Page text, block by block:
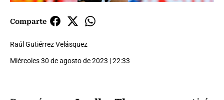
Comparte
Raúl Gutiérrez Velásquez
Miércoles 30 de agosto de 2023 | 22:33